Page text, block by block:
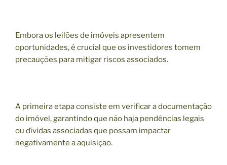
Embora os leilões de imóveis apresentem
oportunidades, é crucial que os investidores tomem
precauções para mitigar riscos associados.
A primeira etapa consiste em verificar a documentação
do imóvel, garantindo que não haja pendências legais
ou dívidas associadas que possam impactar
negativamente a aquisição.